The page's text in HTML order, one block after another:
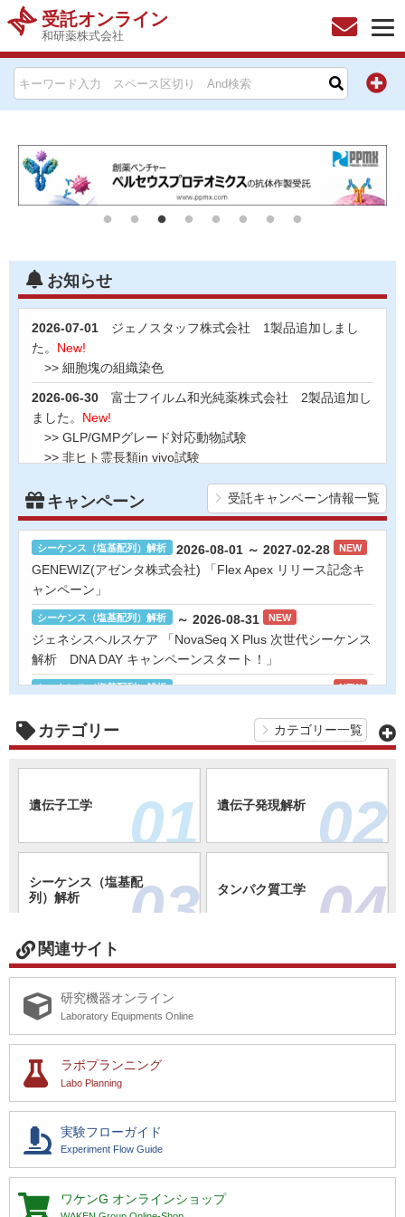
受託オンライン
和研薬株式会社
お知らせ
2026-07-01 ジェノスタッフ株式会社 1製品追加しまし
た。 New!
>> 細胞塊の組織染色
2026-06-30 富士フイルム和光純薬株式会社 2製品追加し
ました。 New!
>> GLP/GMPグレード対応動物試験
>> 非ヒト霊長類in vivo試験
ユーロフィンジェノミクス株式会社 8製品追
加しました。
>>ロングリードシーケンス解析
>>一細胞解析
>>オミックスデータ解析
>>マルチオミックス受託解析サービス
>>プロテオーム解析
>>リピドーム / メタボローム解析
>>Seer解析
>>
NGS解析
2026-06-19KOTAIバイオテクノロジーズ株式会社 1製品
>>バルクRNA-seqデータ解析
2026-06-17KOTAIバイオテクノロジーズ株式会社 1製品
>>シングルセルRNA-seq・空間トランスクリプトームデ
2026-06-10バイオインサイト株式会社 1製品追加しまし
た。
>>カスタムdsRNA合成サービス
>>Integrated Oimcs解析
>>Spatial Proteomics解析
2026-05-27オリエンタル酵母工業株式会社 を新規追加
しました。
>>【ヒト検体】 血中NAD測定受託サービス
2026-05-26フナコシ株式会社 1製品追加しました。
>>食品・化粧品の細胞評価サービス
2026-05-08KOTAI バイオテクノロジーズ株式会社 1製
品追加しました。
>>MACSima 多重タンパク質発現解析
た。
キャンペーン 受託キャンペーン情報一覧
シーケンス（塩基配列）解析 2026-08-01 ～ 2027-02-28 NEW
GENEWIZ(アゼンタ株式会社) 「Flex Apex リリース記念キ
ャンペーン」
シーケンス（塩基配列）解析 ～ 2026-08-31 NEW
ジェネシスヘルスケア 「NovaSeq X Plus 次世代シーケンス
解析 DNA DAY キャンペーンスタート！」
シーケンス（塩基配列）解析 2026-08-03 ～ 2026-10-31 NEW
ーン」
ペーン」
2026-07-10 ～ 2026-09-30
細胞解析・作製・培養
2026-07-10 ～ 2026-08-31
アウト細胞作製 特価キャンペーン」
遺伝子発現解析
2026-07-13 ～ 2026-09-30
ービス 20％OFF！」
～ 2027-03-31
ベクタービルダー（VectorBuilder） 「新規ユーザー様初回
注文限定 10%OFF」
ベクタービルダー（VectorBuilder） 「お友達紹介キャンペ
ーン」
遺伝子工学
2026-06-15 ～ 2026-08-31
スクラム 「ペプチド修飾50%OFFキャンペーン」
カテゴリー カテゴリー一覧
遺伝子工学 01 遺伝子発現解析 02
シーケンス（塩基配
列）解析
03 タンパク質工学 04
細胞解析・作製・培
養
05 06
動物実験 07
有機・無機合成 09
10
関連サイト
研究機器オンライン
Laboratory Equipments Online
ラボプランニング
Labo Planning
実験フローガイド
Experiment Flow Guide
ワケンG オンラインショップ
HOME
お知らせ
キャンペーン情報一覧
製品カテゴリー一覧
メーカー別索引
販売元別索引
ご利用ガイド
ラボプランニング
実験フローガイド
ワケンG オンラインショップ
和研薬 ホームページ